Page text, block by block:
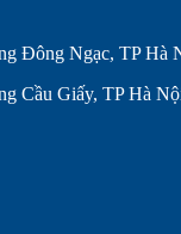
Đông Ngạc, TP Hà
Cầu Giấy, TP Hà